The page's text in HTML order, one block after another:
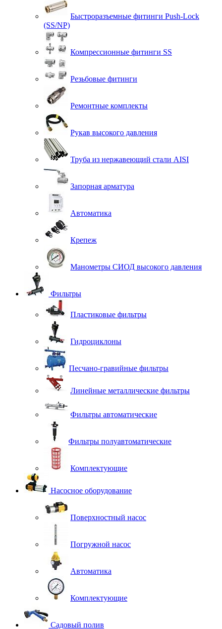
Быстроразъемные фитинги Push-Lock
(SS/NP)
Компрессионные фитинги SS
Резьбовые фитинги
Ремонтные комплекты
Рукав высокого давления
Труба из нержавеющий стали AISI
Запорная арматура
Автоматика
Крепеж
Манометры СИОД высокого давления
Фильтры
Пластиковые фильтры
Гидроциклоны
Песчано-гравийные фильтры
Линейные металлические фильтры
Фильтры автоматические
Фильтры полуавтоматические
Комплектующие
Насосное оборудование
Поверхностный насос
Погружной насос
Автоматика
Комплектующие
Садовый полив